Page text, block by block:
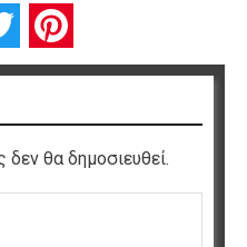
Twitter
θα δημοσιευθεί.